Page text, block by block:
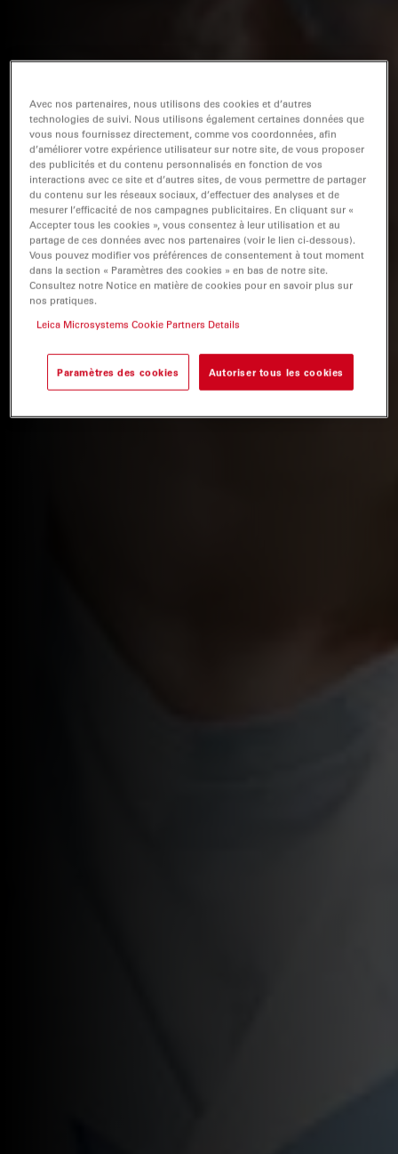
Avec nos partenaires, nous utilisons des cookies et d’autres
technologies de suivi. Nous utilisons également certaines données que
vous nous fournissez directement, comme vos coordonnées, afin
d’améliorer votre expérience utilisateur sur notre site, de vous proposer
des publicités et du contenu personnalisés en fonction de vos
interactions avec ce site et d’autres sites, de vous permettre de partager
du contenu sur les réseaux sociaux, d’effectuer des analyses et de
mesurer l’efficacité de nos campagnes publicitaires. En cliquant sur «
Accepter tous les cookies », vous consentez à leur utilisation et au
partage de ces données avec nos partenaires (voir le lien ci-dessous).
Vous pouvez modifier vos préférences de consentement à tout moment
dans la section « Paramètres des cookies » en bas de notre site.
Consultez notre Notice en matière de cookies pour en savoir plus sur
nos pratiques.
Leica Microsystems Cookie Partners Details
Paramètres des cookies Autoriser tous les cookies